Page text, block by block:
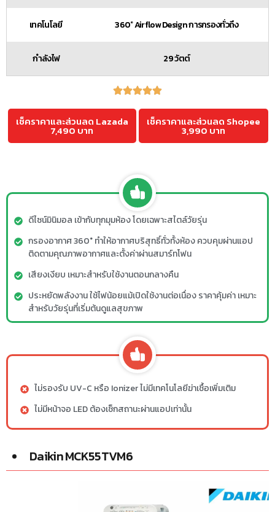
เทคโนโลยี 360° Airflow Design การกรองทั่วถึง
กำลังไฟ 29 วัตต์
เช็คราคาและส่วนลด Lazada
7,490 บาท
เช็คราคาและส่วนลด Shopee
3,990 บาท
ดีไซน์มินิมอล เข้ากับทุกมุมห้อง โดยเฉพาะสไตล์วัยรุ่น
กรองอากาศ 360° ทำให้อากาศบริสุทธิ์ทั่วทั้งห้อง ควบคุมผ่านแอป
ติดตามคุณภาพอากาศและตั้งค่าผ่านสมาร์ทโฟน
เสียงเงียบ เหมาะสำหรับใช้งานตอนกลางคืน
ประหยัดพลังงาน ใช้ไฟน้อยแม้เปิดใช้งานต่อเนื่อง ราคาคุ้มค่า เหมาะ
สำหรับวัยรุ่นที่เริ่มต้นดูแลสุขภาพ
ไม่รองรับ UV-C หรือ Ionizer ไม่มีเทคโนโลยีฆ่าเชื้อเพิ่มเติม
ไม่มีหน้าจอ LED ต้องเช็กสถานะผ่านแอปเท่านั้น
Daikin MCK55TVM6